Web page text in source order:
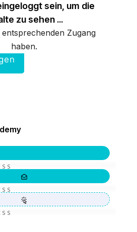
sein, um die
zu sehen ...
entsprechenden Zugang
haben.